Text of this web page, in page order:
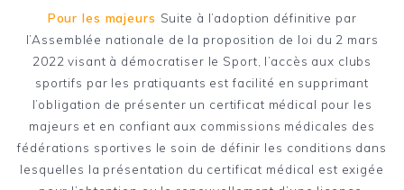
Pour les majeurs Suite à l’adoption définitive par
l’Assemblée nationale de la proposition de loi du 2 mars
2022 visant à démocratiser le Sport, l’accès aux clubs
sportifs par les pratiquants est facilité en supprimant
l’obligation de présenter un certificat médical pour les
majeurs et en confiant aux commissions médicales des
fédérations sportives le soin de définir les conditions dans
lesquelles la présentation du certificat médical est exigée